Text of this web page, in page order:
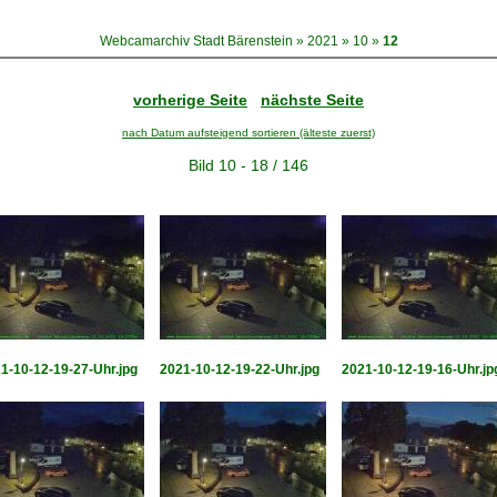
Webcamarchiv Stadt Bärenstein » 2021 » 10» 12
vorherige Seite nächste Seite
nach Datum aufsteigend sortieren (älteste zuerst)
Bild 10 - 18 / 146
10-12-19-27-Uhr.jpg 2021-10-12-19-22-Uhr.jpg 2021-10-12-19-16-